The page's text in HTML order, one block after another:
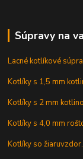
Súpravy na
Lacné kotlíkové
Kotlíky s 1,5 mm
Kotlíky s 2 mm
Kotlíky s 4,0 mm
Kotlíky so